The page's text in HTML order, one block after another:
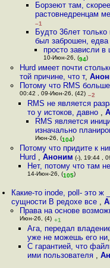
Борзеют там,
растовнедренцам
–1
Будто 36лет
был заброшен, едва
просто зависли в
10-Июн-26, (94)
Hurd имеет почти
той причине, что т,
Потому что RMS
00:42 , 09-Июн-26, (42) –2
RMS не является
то у истоков, давно ,
RMS является
изначально
Июн-26, (104)
Потому что придите к
Hurd , Аноним (-), 19:44 ,
Нет, потому что там
14-Июн-26, (105)
Какие-то inode, poll- это
сущности В редохе все ,
Права на основе
Июн-26, (4) +1
Ага, передал
уже не можешь его ни,
С гарантией, что
ими пользователя ,